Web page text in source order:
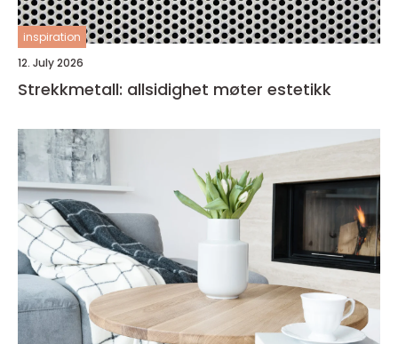
inspiration
12. July 2026
Strekkmetall: allsidighet møter estetikk